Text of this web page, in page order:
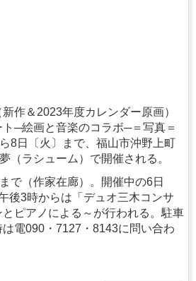
作＆2023年度カレンダー原画）
─絵画と音楽のコラボ─＝写真＝
8日〔火〕まで、福山市沖野上町
（ラシューム）で開催される。
で（作家在廊）。開催中の6日
後3時からは「デュオ三木コンサ
ピアノによる～が行われる。駐車
電090・7127・8143に問い合わ